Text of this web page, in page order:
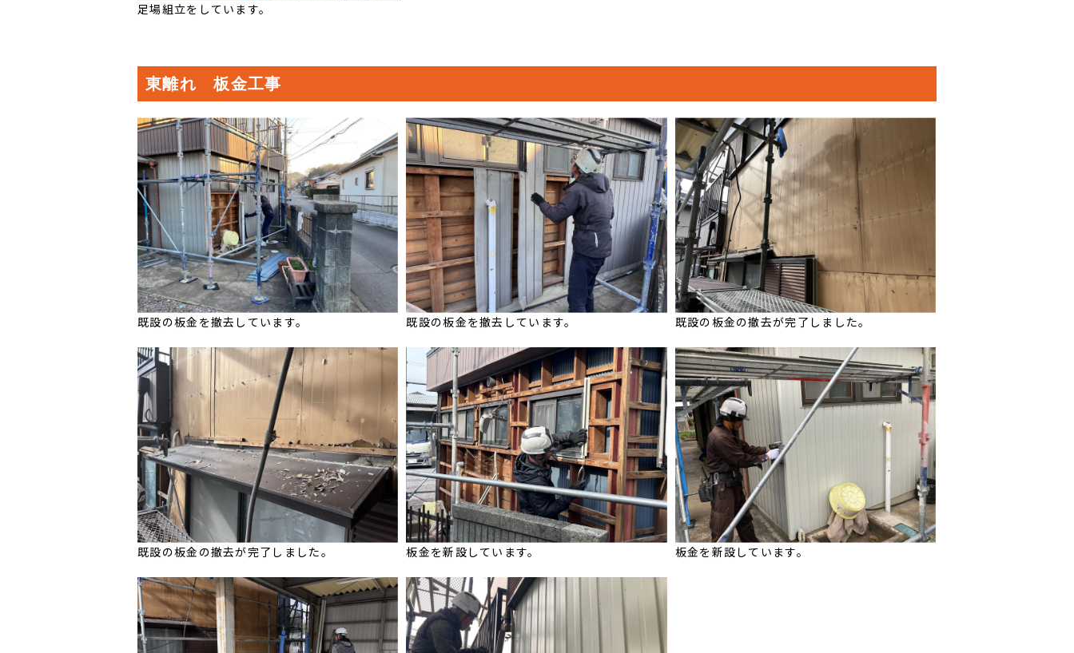
足場組立をしています。
東離れ 板金工事
既設の板金を撤去しています。 既設の板金を撤去しています。 既設の板金の撤去が完了しました。
既設の板金の撤去が完了しました。 板金を新設しています。 板金を新設しています。